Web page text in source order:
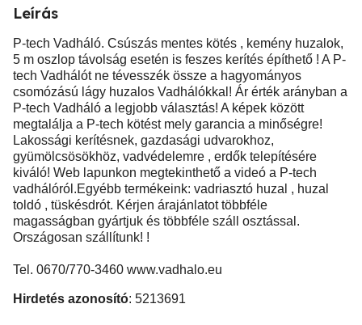
Leírás
P-tech Vadháló. Csúszás mentes kötés , kemény huzalok,
5 m oszlop távolság esetén is feszes kerítés építhető ! A P-
tech Vadhálót ne tévesszék össze a hagyományos
csomózású lágy huzalos Vadhálókkal! Ár érték arányban a
P-tech Vadháló a legjobb választás! A képek között
megtalálja a P-tech kötést mely garancia a minőségre!
Lakossági kerítésnek, gazdasági udvarokhoz,
gyümölcsösökhöz, vadvédelemre , erdők telepítésére
kiváló! Web lapunkon megtekinthető a videó a P-tech
vadhálóról.Egyébb termékeink: vadriasztó huzal , huzal
toldó , tüskésdrót. Kérjen árajánlatot többféle
magasságban gyártjuk és többféle száll osztással.
Országosan szállítunk! !
Tel. 0670/770-3460 www.vadhalo.eu
Hirdetés azonosító: 5213691